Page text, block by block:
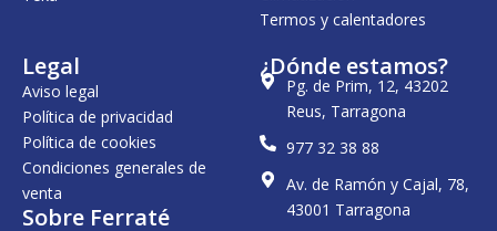
Termos y calentadores
Legal
Aviso legal
Política de privacidad
Política de cookies
Condiciones generales de
venta
Sobre Ferraté
¿Dónde estamos?
Pg. de Prim, 12, 43202
Reus, Tarragona
977 32 38 88
Av. de Ramón y Cajal, 78,
43001 Tarragona